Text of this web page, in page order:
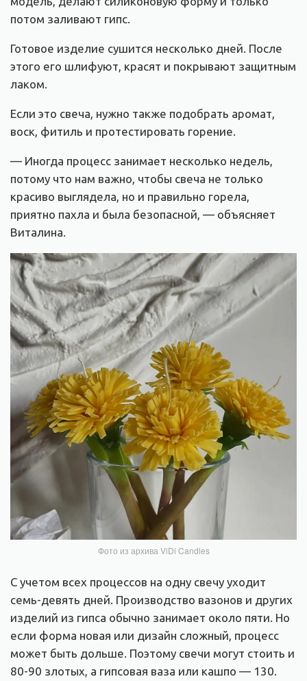
потом заливают гипс.
Готовое изделие сушится несколько дней. После
этого его шлифуют, красят и покрывают защитным
лаком.
Если это свеча, нужно также подобрать аромат,
воск, фитиль и протестировать горение.
— Иногда процесс занимает несколько недель,
потому что нам важно, чтобы свеча не только
красиво выглядела, но и правильно горела,
приятно пахла и была безопасной, — объясняет
Виталина.
Фото из архива ViDi Candles
С учетом всех процессов на одну свечу уходит
семь-девять дней. Производство вазонов и других
изделий из гипса обычно занимает около пяти. Но
если форма новая или дизайн сложный, процесс
может быть дольше. Поэтому свечи могут стоить и
80-90 злотых, а гипсовая ваза или кашпо — 130.